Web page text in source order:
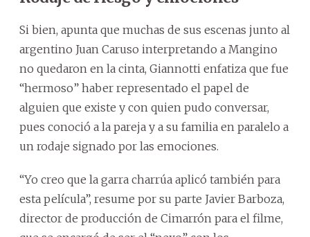
Si bien, apunta que muchas de sus escenas junto al
argentino Juan Caruso interpretando a Mangino
no quedaron en la cinta, Giannotti enfatiza que fue
“hermoso” haber representado el papel de
alguien que existe y con quien pudo conversar,
pues conoció a la pareja y a su familia en paralelo a
un rodaje signado por las emociones.
“Yo creo que la garra charrúa aplicó también para
esta película”, resume por su parte Javier Barboza,
director de producción de Cimarrón para el filme,